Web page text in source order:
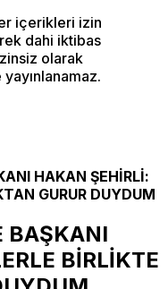
içerikleri izin
dahi iktibas
olarak
HAKAN ŞEHİRLİ:
GURUR DUYDUM
BAŞKANI
BİRLİKTE